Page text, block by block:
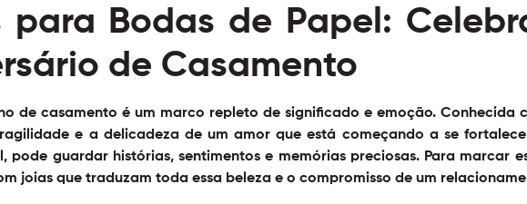
para Bodas de Papel:
de Casamento
de casamento é um marco repleto de significado e emoção. Conhecida
e a delicadeza de um amor que está começando a se
pode guardar histórias, sentimentos e memórias preciosas. Para marcar
joias que traduzam toda essa beleza e o compromisso de um